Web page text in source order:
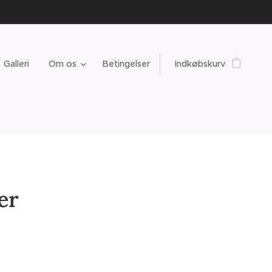
Galleri Om os Betingelser Indkøbskurv